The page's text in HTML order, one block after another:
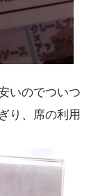
いのでついつ
り、席の利用